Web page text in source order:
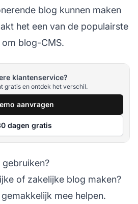
blog kunnen maken
het een van de populairste
blog-CMS.
klantenservice?
gratis en ontdek het verschil.
aanvragen
dagen gratis
of zakelijke blog maken?
mee helpen.